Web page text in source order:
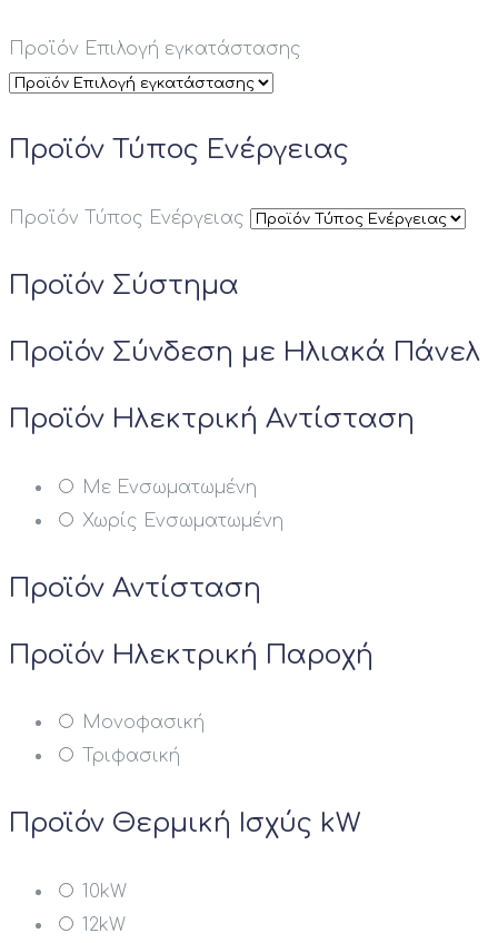
Προϊόν Επιλογή εγκατάστασης
Προϊόν Τύπος Ενέργειας
Προϊόν Τύπος Ενέργειας
Προϊόν Σύστημα
Προϊόν Σύνδεση με Ηλιακά Πάνελ
Προϊόν Ηλεκτρική Αντίσταση
Με Ενσωματωμένη
Χωρίς Ενσωματωμένη
Προϊόν Αντίσταση
Προϊόν Ηλεκτρική Παροχή
Μονοφασική
Τριφασική
Προϊόν Θερμική Ισχύς kW
10kW
12kW